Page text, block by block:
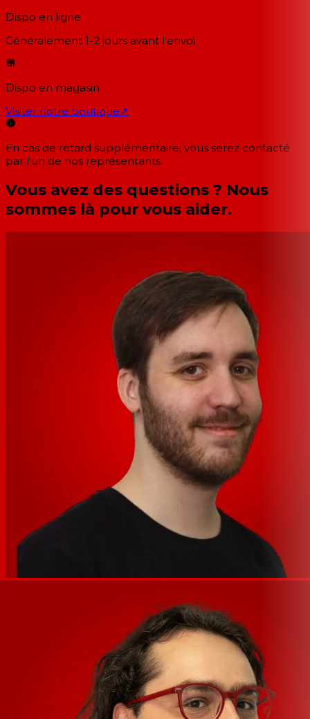
Dispo en ligne
Généralement 1-2 jours avant l'envoi
Dispo en magasin
Visiter notre boutique↗
En cas de retard supplémentaire, vous serez contacté
par l'un de nos représentants.
Vous avez des questions ? Nous
sommes là pour vous aider.